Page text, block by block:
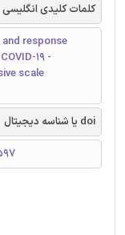
کلمات کلیدی انگلیسی
response
19 -
scale
doi یا شناسه دیجیتال